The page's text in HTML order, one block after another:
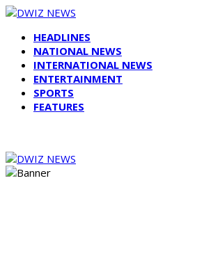
HEADLINES
NATIONAL NEWS
INTERNATIONAL NEWS
ENTERTAINMENT
SPORTS
FEATURES